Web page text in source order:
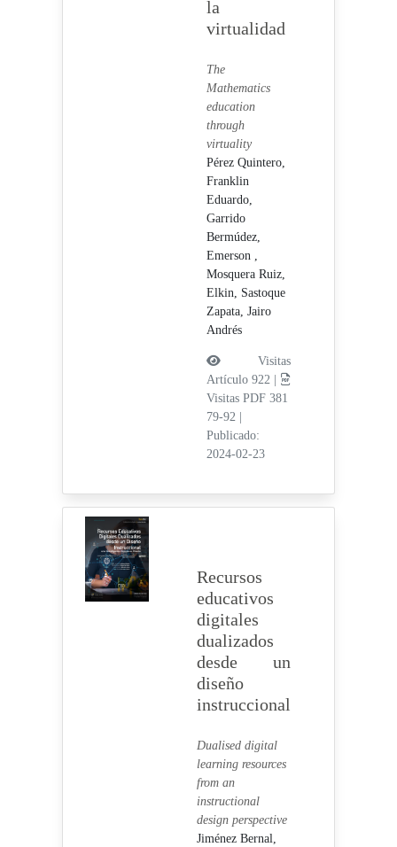
la
virtualidad
The
Mathematics
education
through
virtuality
Pérez Quintero,
Franklin
Eduardo,
Garrido
Bermúdez,
Emerson ,
Mosquera Ruiz,
Elkin, Sastoque
Zapata, Jairo
Andrés
Visitas
Artículo 922 |
Visitas PDF 381
79-92
Publicado:
2024-02-23
Recursos
educativos
digitales
dualizados
desde un
diseño
instruccional
Dualised digital
learning resources
from an
instructional
design perspective
Jiménez Bernal,